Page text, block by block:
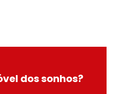
dos sonhos?